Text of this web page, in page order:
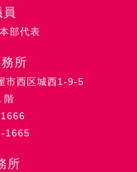
部代表
所
市西区城西1-9-5
階
1666
1665
所